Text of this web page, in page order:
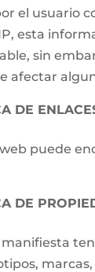
el usuario
esta
sin
afectar
DE
puede
DE